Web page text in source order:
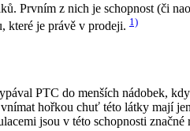
Prvním z nich je schopnost (či
které je právě v prodeji. 1)
PTC do menších nádobek,
hořkou chuť této látky mají
jsou v této schopnosti